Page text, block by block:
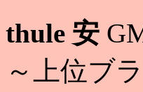
thule 安
～上位ブ